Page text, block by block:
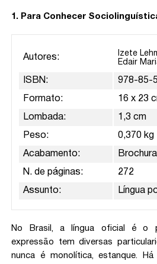
1. Para Conhecer
Autores:
Izete
Edair
ISBN: 978-85-
Formato: 16 x 23
Lombada: 1,3 cm
Peso: 0,370 kg
Acabamento: Brochura
N. de páginas: 272
Assunto: Língua
No Brasil, a língua oficial é o
expressão tem diversas
nunca é monolítica, estanque.